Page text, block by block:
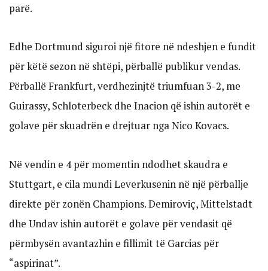
parë.
Edhe Dortmund siguroi një fitore në ndeshjen e fundit
për këtë sezon në shtëpi, përballë publikur vendas.
Përballë Frankfurt, verdhezinjtë triumfuan 3-2, me
Guirassy, Schloterbeck dhe Inacion që ishin autorët e
golave për skuadrën e drejtuar nga Nico Kovacs.
Në vendin e 4 për momentin ndodhet skaudra e
Stuttgart, e cila mundi Leverkusenin në një përballje
direkte për zonën Champions. Demiroviç, Mittelstadt
dhe Undav ishin autorët e golave për vendasit që
përmbysën avantazhin e fillimit të Garcias për
“aspirinat”.